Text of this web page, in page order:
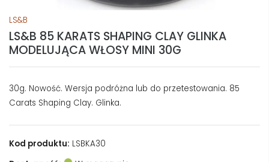
LS&B
LS&B 85 KARATS SHAPING CLAY GLINKA
MODELUJĄCA WŁOSY MINI 30G
30g. Nowość. Wersja podróżna lub do przetestowania. 85
Carats Shaping Clay. Glinka.
Kod produktu: LSBKA30